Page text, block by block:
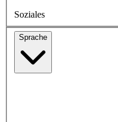
Soziales
Sprache